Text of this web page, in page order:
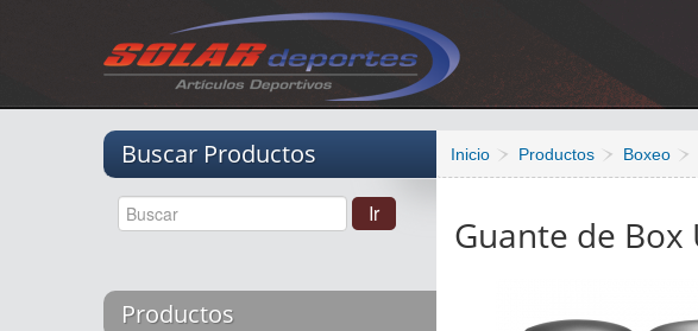
Buscar Productos
Productos
Inicio Productos Boxeo
Guante de Box